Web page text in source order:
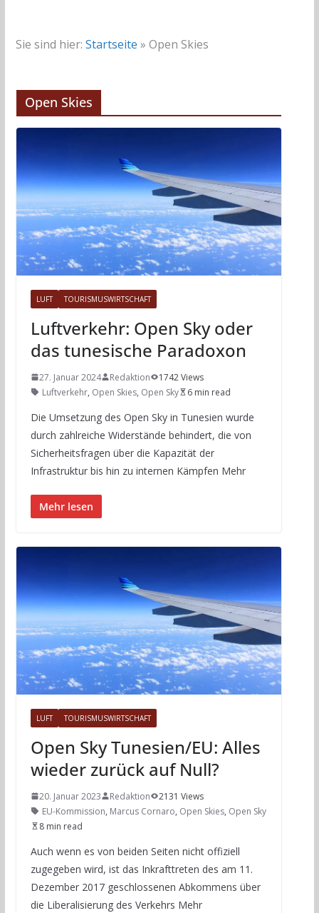
Sie sind hier: Startseite » Open Skies
Open Skies
LUFT TOURISMUSWIRTSCHAFT
Luftverkehr: Open Sky oder
das tunesische Paradoxon
27. Januar 2024 Redaktion
1742 Views
Luftverkehr, Open Skies, Open Sky 6 min read
Die Umsetzung des Open Sky in Tunesien wurde
durch zahlreiche Widerstände behindert, die von
Sicherheitsfragen über die Kapazität der
Infrastruktur bis hin zu internen Kämpfen Mehr
Mehr lesen
LUFT TOURISMUSWIRTSCHAFT
Open Sky Tunesien/EU: Alles
wieder zurück auf Null?
20. Januar 2023 Redaktion
2131 Views
EU-Kommission, Marcus Cornaro, Open Skies, Open Sky
8 min read
Auch wenn es von beiden Seiten nicht offiziell
zugegeben wird, ist das Inkrafttreten des am 11.
Dezember 2017 geschlossenen Abkommens über
die Liberalisierung des Verkehrs Mehr